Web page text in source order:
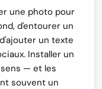
une photo pour
d'entourer un
un texte
Installer un
— et les
souvent un